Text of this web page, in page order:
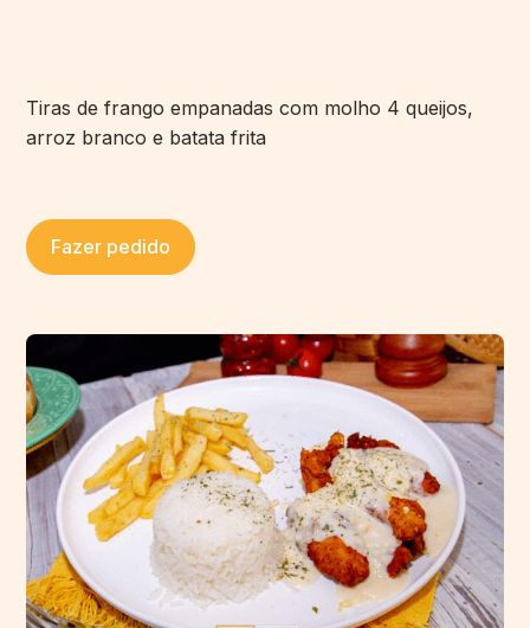
Tiras de frango empanadas com molho 4 queijos,
arroz branco e batata frita
Fazer pedido